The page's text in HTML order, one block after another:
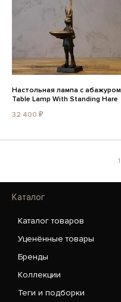
Настольная лампа с абажуром
Table Lamp With Standing Hare
32 400 ₽
1
Каталог
Каталог товаров
Уценённые товары
Бренды
Коллекции
Теги и подборки